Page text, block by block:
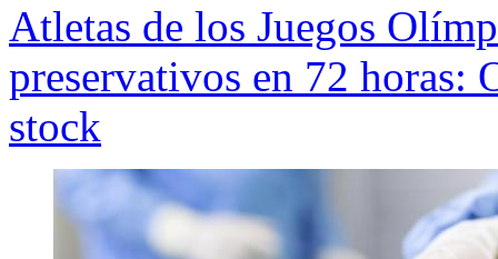
Atletas de los Juegos
preservativos en 72 horas:
stock